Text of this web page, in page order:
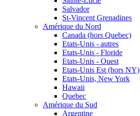
Salvador
St-Vincent Grenadines
Amérique du Nord
Canada (hors Quebec)
Etats-Unis - autres
Etats-Unis - Floride
Etats-Unis - Ouest
Etats-Unis Est (hors NY)
Etats-Unis, New York
Hawaii
Quebec
Amérique du Sud
Argentine